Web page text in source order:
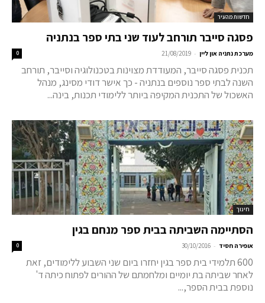
חדשות מהעיר
פסגה סייבר תורחב לעוד שני בתי ספר בנתניה
מערכת נתניה און ליין -
21/08/2019
0
תכנית פסגה סייבר, המעודדת מצוינות בטכנולוגיה וסייבר, תורחב
השנה לבתי ספר נוספים בנתניה - כך אישר דודי מסינג, מנהל
האשכול של התכנית המקיפה ביותר ללימודי תכנות, בינה...
חינוך
הסתיימה השביתה בבית ספר מנחם בגין
אופירה חסיד -
30/10/2016
0
600 תלמידי בית ספר בגין יחזרו ביום שני השבוע ללימודים, זאת
לאחר שביתה בת יומיים ומלחמתם של ההורים לפתוח כיתה ד'
נוספת בבית הספר,...